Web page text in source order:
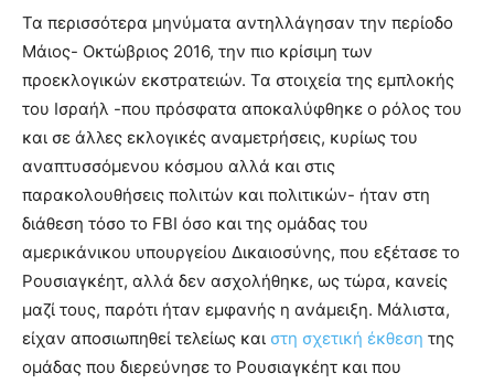
Τα περισσότερα μηνύματα αντηλλάγησαν την περίοδο
Μάιος- Οκτώβριος 2016, την πιο κρίσιμη των
προεκλογικών εκστρατειών. Τα στοιχεία της εμπλοκής
του Ισραήλ -που πρόσφατα αποκαλύφθηκε ο ρόλος του
και σε άλλες εκλογικές αναμετρήσεις, κυρίως του
αναπτυσσόμενου κόσμου αλλά και στις
παρακολουθήσεις πολιτών και πολιτικών- ήταν στη
διάθεση τόσο το FBI όσο και της ομάδας του
αμερικάνικου υπουργείου Δικαιοσύνης, που εξέτασε το
Ρουσιαγκέητ, αλλά δεν ασχολήθηκε, ως τώρα, κανείς
μαζί τους, παρότι ήταν εμφανής η ανάμειξη. Μάλιστα,
είχαν αποσιωπηθεί τελείως και στη σχετική έκθεση της
ομάδας που διερεύνησε το Ρουσιαγκέητ και που